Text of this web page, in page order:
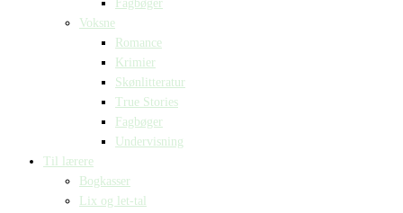
Fagbøger
Voksne
Romance
Krimier
Skønlitteratur
True Stories
Fagbøger
Undervisning
Til lærere
Bogkasser
Lix og let-tal